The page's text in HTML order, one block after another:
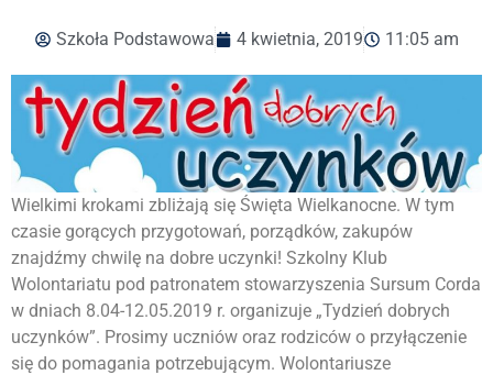
Szkoła Podstawowa 4 kwietnia, 2019 11:05 am
Wielkimi krokami zbliżają się Święta Wielkanocne. W tym
czasie gorących przygotowań, porządków, zakupów
znajdźmy chwilę na dobre uczynki! Szkolny Klub
Wolontariatu pod patronatem stowarzyszenia Sursum Corda
w dniach 8.04-12.05.2019 r. organizuje „Tydzień dobrych
uczynków”. Prosimy uczniów oraz rodziców o przyłączenie
się do pomagania potrzebującym. Wolontariusze